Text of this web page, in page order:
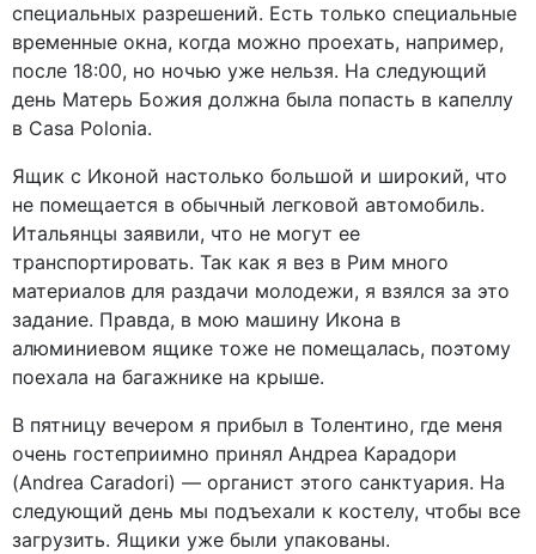
специальных разрешений. Есть только специальные
временные окна, когда можно проехать, например,
после 18:00, но ночью уже нельзя. На следующий
день Матерь Божия должна была попасть в капеллу
в Casa Polonia.
Ящик с Иконой настолько большой и широкий, что
не помещается в обычный легковой автомобиль.
Итальянцы заявили, что не могут ее
транспортировать. Так как я вез в Рим много
материалов для раздачи молодежи, я взялся за это
задание. Правда, в мою машину Икона в
алюминиевом ящике тоже не помещалась, поэтому
поехала на багажнике на крыше.
В пятницу вечером я прибыл в Толентино, где меня
очень гостеприимно принял Андреа Карадори
(Andrea Caradori) — органист этого санктуария. На
следующий день мы подъехали к костелу, чтобы все
загрузить. Ящики уже были упакованы.